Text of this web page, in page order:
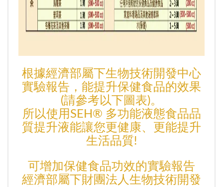
根據經濟部屬下生物技術開發中心
實驗報告，能提升保健食品的效果
(請參考以下圖表)。
所以使用SEH® 多功能液態食品品
質提升液能讓您更健康、更能提升
生活品質!
可增加保健食品功效的實驗報告
經濟部屬下財團法人生物技術開發